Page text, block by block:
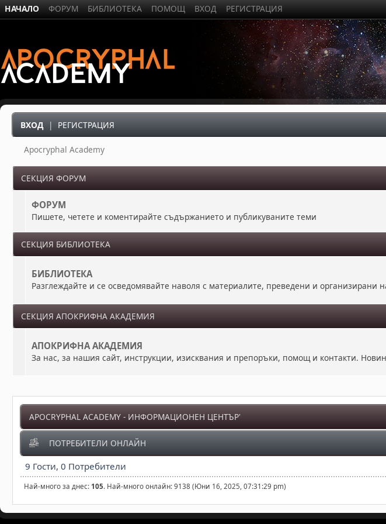
НАЧАЛО ФОРУМ БИБЛИОТЕКА ПОМОЩ ВХОД РЕГИСТРАЦИЯ
ВХОД | РЕГИСТРАЦИЯ
Apocryphal Academy
СЕКЦИЯ ФОРУМ
ФОРУМ
Пишете, четете и коментирайте съдържанието и публикуваните теми
СЕКЦИЯ БИБЛИОТЕКА
БИБЛИОТЕКА
Разглеждайте и се осведомявайте наволя с материалите, преведени и организирани
СЕКЦИЯ АПОКРИФНА АКАДЕМИЯ
АПОКРИФНА АКАДЕМИЯ
За нас, за нашия сайт, инструкции, изисквания и препоръки, помощ и контакти.
APOCRYPHAL ACADEMY - ИНФОРМАЦИОНЕН ЦЕНТЪР'
ПОТРЕБИТЕЛИ ОНЛАЙН
9 Гости, 0 Потребители
Най-много за днес: 105. Най-много онлайн: 9138 (Юни 16, 2025, 07:31:29 pm)